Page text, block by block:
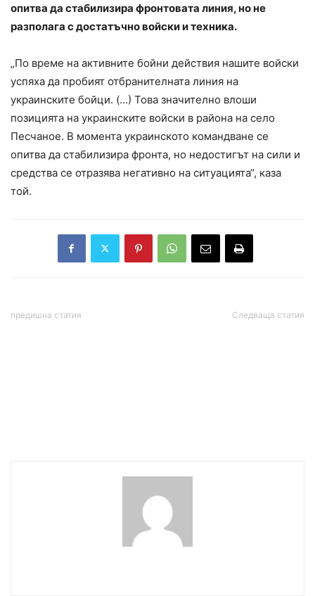
опитва да стабилизира фронтовата линия, но не
разполага с достатъчно войски и техника.
„По време на активните бойни действия нашите войски
успяха да пробият отбранителната линия на
украинските бойци. (…) Това значително влоши
позицията на украинските войски в района на село
Песчаное. В момента украинското командване се
опитва да стабилизира фронта, но недостигът на сили и
средства се отразява негативно на ситуацията“, каза
той.
предишна статия Следваща статия